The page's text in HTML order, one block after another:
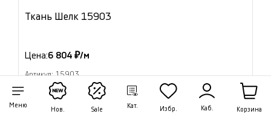
Меню
Нов. Sale
Кат. Избр. Каб. Корзина
Ткань Шелк 15903
Цена:6 804 ₽/м
Артикул: 15903
В наличии 4.15 м